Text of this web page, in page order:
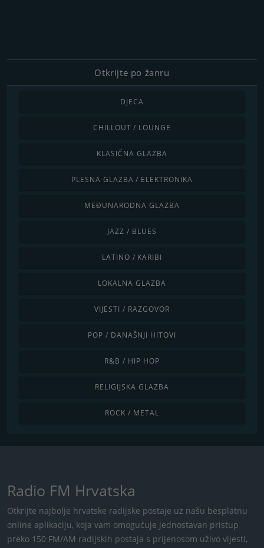
Otkrijte po žanru
DJECA
CHILLOUT / LOUNGE
KLASIČNA GLAZBA
PLESNA GLAZBA / ELEKTRONIKA
MEĐUNARODNA GLAZBA
JAZZ / BLUES
LATINO / KARIBI
LOKALNA GLAZBA
VIJESTI / RAZGOVOR
POP / DANAŠNJI HITOVI
R&B / HIP HOP
RELIGIJSKA GLAZBA
ROCK / METAL
Radio FM Hrvatska
Otkrijte najbolje hrvatske radijske postaje uz našu besplatnu
online aplikaciju, koja vam omogućuje jednostavan pristup
preko 150 FM/AM radijskih postaja s ​​prijenosom uživo vijesti,